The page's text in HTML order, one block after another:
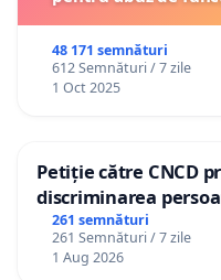
48 171 semnături
612 Semnături / 7 zile
1 Oct 2025
Petiție către CNCD
discriminarea
către utilizatorul
261 semnături
261 Semnături / 7 zile
1 Aug 2026